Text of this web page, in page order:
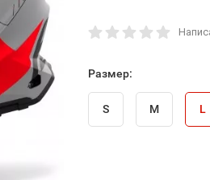
Размер:
S M L